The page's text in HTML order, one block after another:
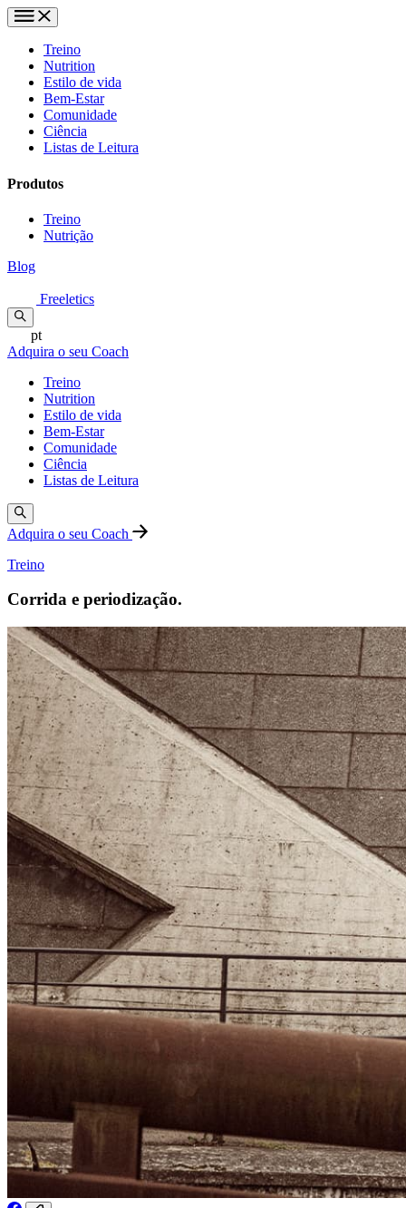
Treino
Nutrition
Estilo de vida
Bem-Estar
Comunidade
Ciência
Listas de Leitura
Produtos
Treino
Nutrição
Blog
Freeletics
pt
Adquira o seu Coach
Treino
Nutrition
Estilo de vida
Bem-Estar
Comunidade
Ciência
Listas de Leitura
Adquira o seu Coach
Treino
Corrida e periodização.